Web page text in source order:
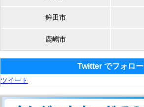
鉾田市
鹿嶋市
Twitter でフォロー
ツイート